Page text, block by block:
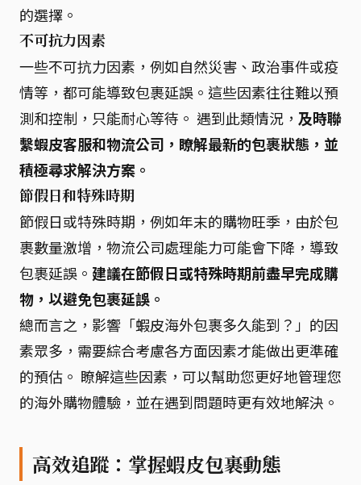
的選擇。
不可抗力因素
一些不可抗力因素，例如自然災害、政治事件或疫
情等，都可能導致包裹延誤。這些因素往往難以預
測和控制，只能耐心等待。 遇到此類情況， 及時聯
繫蝦皮客服和物流公司，瞭解最新的包裹狀態，並
積極尋求解決方案。
節假日和特殊時期
節假日或特殊時期，例如年末的購物旺季，由於包
裹數量激增，物流公司處理能力可能會下降，導致
包裹延誤。 建議在節假日或特殊時期前盡早完成購
物，以避免包裹延誤。
總而言之，影響「蝦皮海外包裹多久能到？」的因
素眾多，需要綜合考慮各方面因素才能做出更準確
的預估。 瞭解這些因素，可以幫助您更好地管理您
的海外購物體驗，並在遇到問題時更有效地解決。
高效追蹤：掌握蝦皮包裹動態